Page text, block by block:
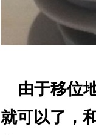
由于移位
就可以了，